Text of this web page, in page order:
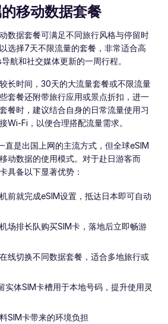
移动数据套餐
数据套餐可满足不同旅行风格与停留时
选择7天不限流量的套餐，非常适合高
航和社交媒体更新的一周行程。
长时间，30天的大流量套餐或不限流量
套餐还附带旅行应用或景点折扣，进一
餐时，建议结合自身的日常流量使用习
Wi-Fi，以便合理搭配流量需求。
直是出国上网的主流方式，但全球eSIM
动数据的使用模式。对于赴日游客而
具备以下显著优势：
前就完成eSIM设置，抵达日本即可自动
场排长队购买SIM卡，落地后立即畅游
线切换不同数据套餐，适合多地旅行或
实体SIM卡槽用于本地号码，提升使用灵
SIM卡带来的环境负担